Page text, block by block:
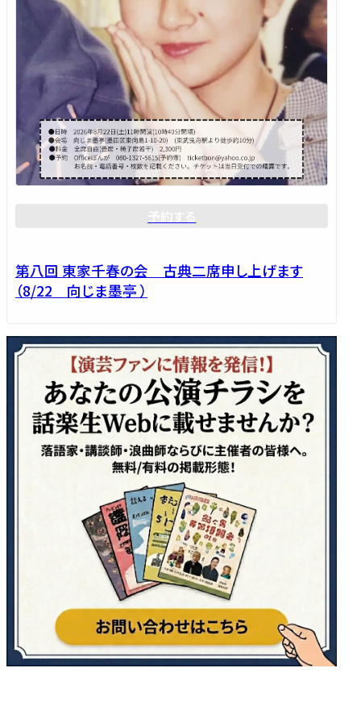
第八回 東家千春の会 古典二席申し上げます
（8/22 向じま墨亭 ）